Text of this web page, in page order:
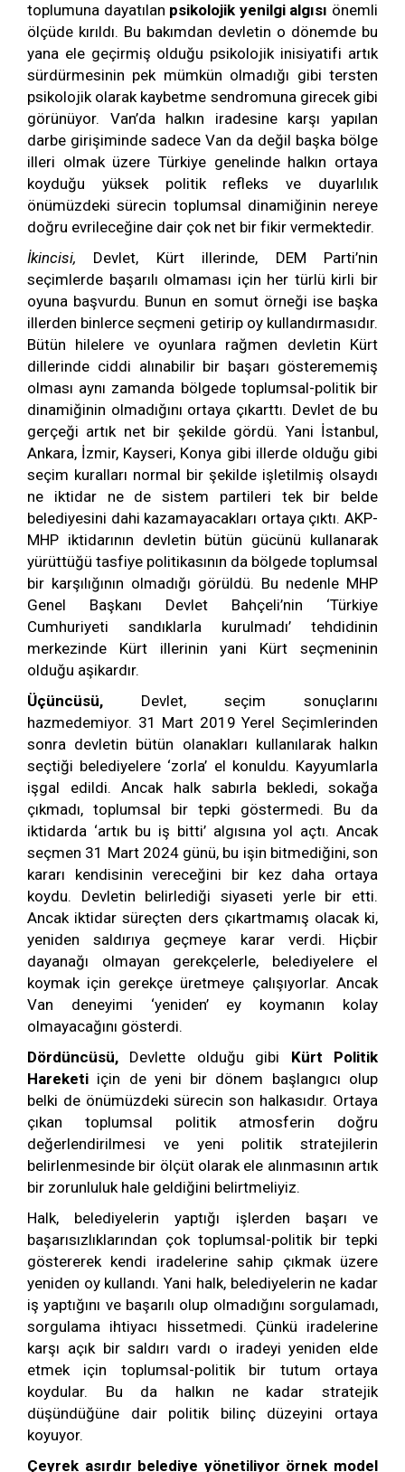
toplumuna dayatılan psikolojik yenilgi algısı önemli
ölçüde kırıldı. Bu bakımdan devletin o dönemde bu
yana ele geçirmiş olduğu psikolojik inisiyatifi artık
sürdürmesinin pek mümkün olmadığı gibi tersten
psikolojik olarak kaybetme sendromuna girecek gibi
görünüyor. Van’da halkın iradesine karşı yapılan
darbe girişiminde sadece Van da değil başka bölge
illeri olmak üzere Türkiye genelinde halkın ortaya
koyduğu yüksek politik refleks ve duyarlılık
önümüzdeki sürecin toplumsal dinamiğinin nereye
doğru evrileceğine dair çok net bir fikir vermektedir.
İkincisi, Devlet, Kürt illerinde, DEM Parti’nin
seçimlerde başarılı olmaması için her türlü kirli bir
oyuna başvurdu. Bunun en somut örneği ise başka
illerden binlerce seçmeni getirip oy kullandırmasıdır.
Bütün hilelere ve oyunlara rağmen devletin Kürt
dillerinde ciddi alınabilir bir başarı gösterememiş
olması aynı zamanda bölgede toplumsal-politik bir
dinamiğinin olmadığını ortaya çıkarttı. Devlet de bu
gerçeği artık net bir şekilde gördü. Yani İstanbul,
Ankara, İzmir, Kayseri, Konya gibi illerde olduğu gibi
seçim kuralları normal bir şekilde işletilmiş olsaydı
ne iktidar ne de sistem partileri tek bir belde
belediyesini dahi kazamayacakları ortaya çıktı. AKP-
MHP iktidarının devletin bütün gücünü kullanarak
yürüttüğü tasfiye politikasının da bölgede toplumsal
bir karşılığının olmadığı görüldü. Bu nedenle MHP
Genel Başkanı Devlet Bahçeli’nin ‘Türkiye
Cumhuriyeti sandıklarla kurulmadı’ tehdidinin
merkezinde Kürt illerinin yani Kürt seçmeninin
olduğu aşikardır.
Üçüncüsü, Devlet, seçim sonuçlarını
hazmedemiyor. 31 Mart 2019 Yerel Seçimlerinden
sonra devletin bütün olanakları kullanılarak halkın
seçtiği belediyelere ‘zorla’ el konuldu. Kayyumlarla
işgal edildi. Ancak halk sabırla bekledi, sokağa
çıkmadı, toplumsal bir tepki göstermedi. Bu da
iktidarda ‘artık bu iş bitti’ algısına yol açtı. Ancak
seçmen 31 Mart 2024 günü, bu işin bitmediğini, son
kararı kendisinin vereceğini bir kez daha ortaya
koydu. Devletin belirlediği siyaseti yerle bir etti.
Ancak iktidar süreçten ders çıkartmamış olacak ki,
yeniden saldırıya geçmeye karar verdi. Hiçbir
dayanağı olmayan gerekçelerle, belediyelere el
koymak için gerekçe üretmeye çalışıyorlar. Ancak
Van deneyimi ‘yeniden’ ey koymanın kolay
olmayacağını gösterdi.
Dördüncüsü, Devlette olduğu gibi Kürt Politik
Hareketi için de yeni bir dönem başlangıcı olup
belki de önümüzdeki sürecin son halkasıdır. Ortaya
çıkan toplumsal politik atmosferin doğru
değerlendirilmesi ve yeni politik stratejilerin
belirlenmesinde bir ölçüt olarak ele alınmasının artık
bir zorunluluk hale geldiğini belirtmeliyiz.
Halk, belediyelerin yaptığı işlerden başarı ve
başarısızlıklarından çok toplumsal-politik bir tepki
göstererek kendi iradelerine sahip çıkmak üzere
yeniden oy kullandı. Yani halk, belediyelerin ne kadar
iş yaptığını ve başarılı olup olmadığını sorgulamadı,
sorgulama ihtiyacı hissetmedi. Çünkü iradelerine
karşı açık bir saldırı vardı o iradeyi yeniden elde
etmek için toplumsal-politik bir tutum ortaya
koydular. Bu da halkın ne kadar stratejik
düşündüğüne dair politik bilinç düzeyini ortaya
koyuyor.
Çeyrek asırdır belediye yönetiliyor örnek model